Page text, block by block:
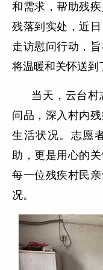
和需求，帮助残
残落到实处，近
走访慰问行动，
将温暖和关怀送到
当天，云台
问品，深入村内
生活状况。志愿
助，更是用心的
每一位残疾村民
况。